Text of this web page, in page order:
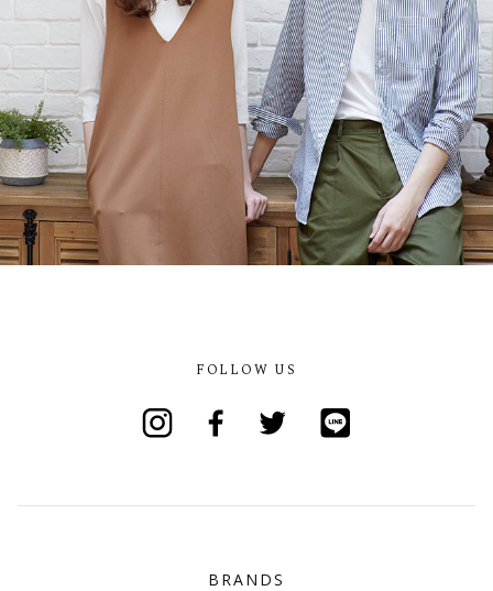
FOLLOW US
BRANDS